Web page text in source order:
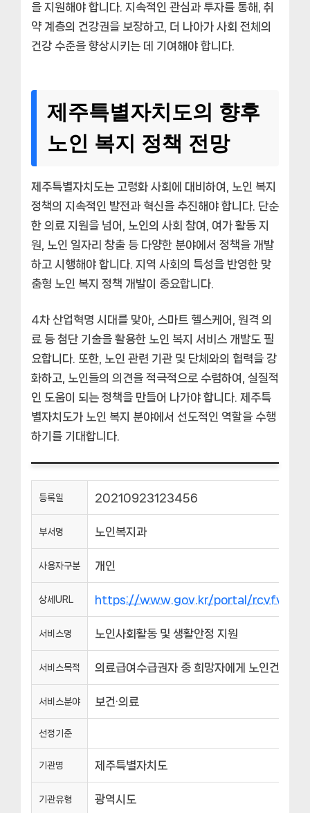
을 지원해야 합니다. 지속적인 관심과 투자를 통해, 취
약 계층의 건강권을 보장하고, 더 나아가 사회 전체의
건강 수준을 향상시키는 데 기여해야 합니다.
제주특별자치도의 향후
노인 복지 정책 전망
제주특별자치도는 고령화 사회에 대비하여, 노인 복지
정책의 지속적인 발전과 혁신을 추진해야 합니다. 단순
한 의료 지원을 넘어, 노인의 사회 참여, 여가 활동 지
원, 노인 일자리 창출 등 다양한 분야에서 정책을 개발
하고 시행해야 합니다. 지역 사회의 특성을 반영한 맞
춤형 노인 복지 정책 개발이 중요합니다.
4차 산업혁명 시대를 맞아, 스마트 헬스케어, 원격 의
료 등 첨단 기술을 활용한 노인 복지 서비스 개발도 필
요합니다. 또한, 노인 관련 기관 및 단체와의 협력을 강
화하고, 노인들의 의견을 적극적으로 수렴하여, 실질적
인 도움이 되는 정책을 만들어 나가야 합니다. 제주특
별자치도가 노인 복지 분야에서 선도적인 역할을 수행
하기를 기대합니다.
등록일 20210923123456
부서명 노인복지과
사용자구분 개인
상세URL https://www.gov.kr/portal/
서비스명 노인사회활동 및 생활안정 지원
서비스목적 의료급여수급권자 중 희망자에게 노인건강진
서비스분야 보건·의료
선정기준
기관명 제주특별자치도
기관유형 광역시도